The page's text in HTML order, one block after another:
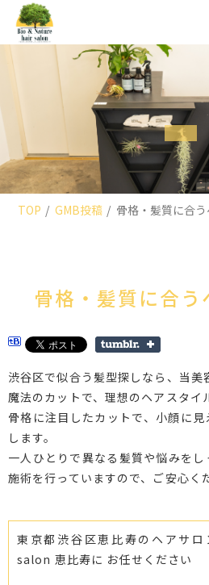
TOP GMB投稿 骨格・髪質に合
骨格・髪質に合う
渋谷区で似合う髪型探しなら、当美
魔法のカットで、理想のヘアスタイ
骨格に注目したカットで、小顔に
します。
一人ひとりで異なる髪質や悩みを
施術を行っていますので、ご安心く
東京都渋谷区恵比寿のヘアサ
salon 恵比寿に お任せください